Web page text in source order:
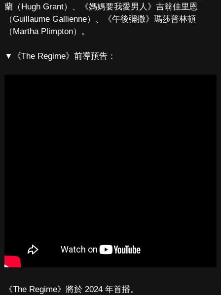
蘭（Hugh Grant）、《媽媽要我愛男人》吉翁佳里恩
（Guillaume Gallienne）、《午後彌撒》瑪莎普林頓
（Martha Plimpton）。
▼《The Regime》前導預告：
《The Regime》將於 2024 年首播。